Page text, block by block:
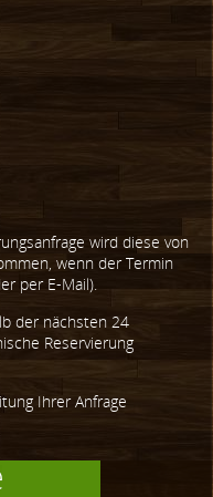
wird diese von
wenn der Termin
per E-Mail).
der nächsten 24
Reservierung
Ihrer Anfrage